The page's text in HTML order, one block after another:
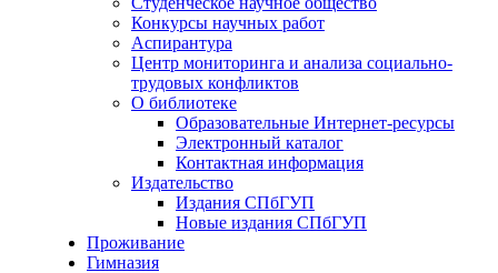
Конкурсы научных работ
Аспирантура
Центр мониторинга и анализа социально-
трудовых конфликтов
О библиотеке
Образовательные Интернет-ресурсы
Электронный каталог
Контактная информация
Издательство
Издания СПбГУП
Новые издания СПбГУП
Проживание
Гимназия